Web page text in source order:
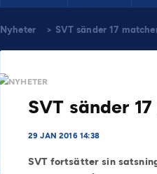
Nyheter > SVT sänder 17
NYHETER
SVT sänder
29 JAN 2016 14:38
SVT fortsätter sin